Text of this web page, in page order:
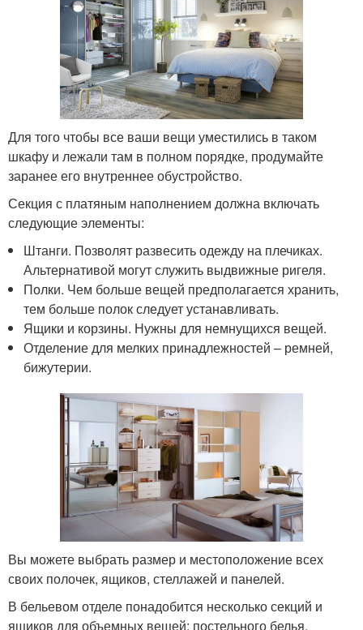
Для того чтобы все ваши вещи уместились в таком
шкафу и лежали там в полном порядке, продумайте
заранее его внутреннее обустройство.
Секция с платяным наполнением должна включать
следующие элементы:
Штанги. Позволят развесить одежду на плечиках.
Альтернативой могут служить выдвижные ригеля.
Полки. Чем больше вещей предполагается хранить,
тем больше полок следует устанавливать.
Ящики и корзины. Нужны для немнущихся вещей.
Отделение для мелких принадлежностей – ремней,
бижутерии.
Вы можете выбрать размер и местоположение всех
своих полочек, ящиков, стеллажей и панелей.
В бельевом отделе понадобится несколько секций и
ящиков для объемных вещей: постельного белья,